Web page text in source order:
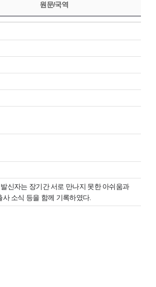
원문/국역
신자는 장기간 서로 만나지 못한 아쉬움과
소식 등을 함께 기록하였다.